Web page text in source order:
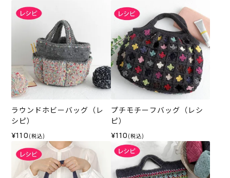
ラウンドホビーバッグ（レ
シピ）
¥110 (税込)
プチモチーフバッグ（レシ
ピ）
¥110 (税込)